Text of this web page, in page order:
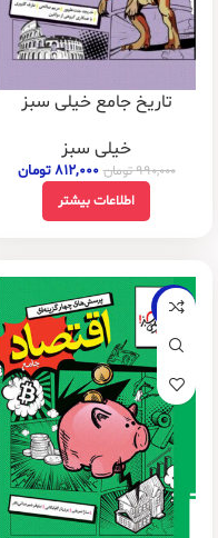
تاریخ جامع خیلی سبز
خیلی سبز
۹۹۰,۰۰۰تومان ۸۱۲,۰۰۰ تومان
اطلاعات بیشتر
-22%